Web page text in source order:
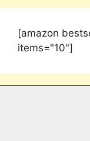
[amazon
items="10"]